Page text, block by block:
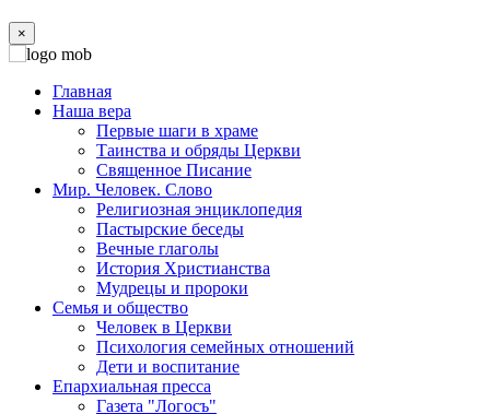
×
Главная
Наша вера
Первые шаги в храме
Таинства и обряды Церкви
Священное Писание
Мир. Человек. Слово
Религиозная энциклопедия
Пастырские беседы
Вечные глаголы
История Христианства
Мудрецы и пророки
Семья и общество
Человек в Церкви
Психология семейных отношений
Дети и воспитание
Епархиальная пресса
Газета "Логосъ"